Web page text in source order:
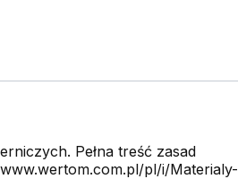
Pełna treść zasad
pl/i/Materialy-